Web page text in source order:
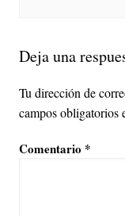
Deja una
Tu dirección de
campos obligatorios
Comentario *